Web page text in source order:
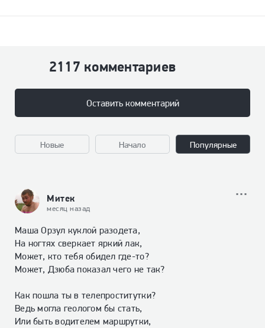
2117 комментариев
Оставить комментарий
Новые Начало Популярные
Митек
месяц назад
Маша Орзул куклой разодета,
На ногтях сверкает яркий лак,
Может, кто тебя обидел где-то?
Может, Дзюба показал чего не так?
Как пошла ты в телепроститутки?
Ведь могла геологом бы стать,
Или быть водителем маршрутки,